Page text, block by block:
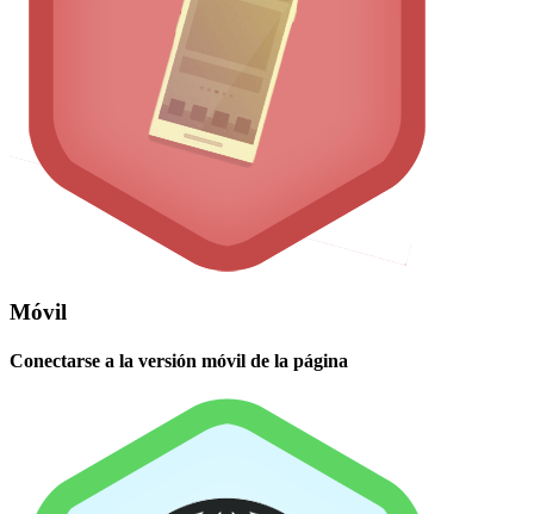
Móvil
Conectarse a la versión móvil de la página